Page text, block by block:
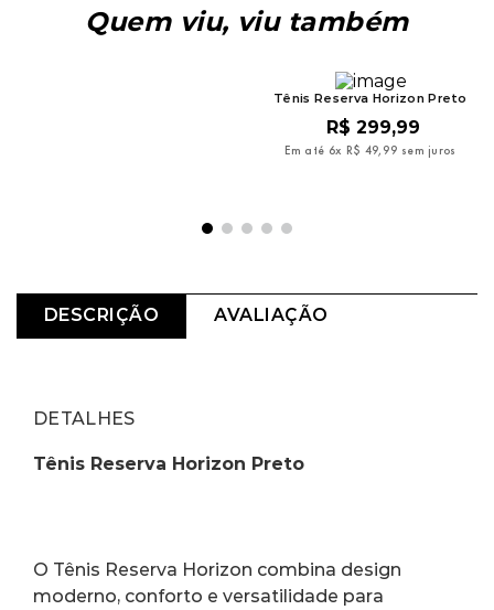
Quem viu, viu também
Tênis Reserva Horizon Preto
R$ 299,99
Em até 6x R$ 49, 99 sem juros
DESCRIÇÃO AVALIAÇÃO
DETALHES
Tênis Reserva Horizon Preto
O Tênis Reserva Horizon combina design
moderno, conforto e versatilidade para